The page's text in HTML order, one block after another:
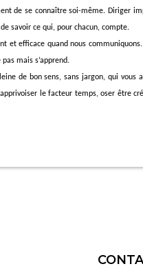
de se connaître soi-même. Diriger
savoir ce qui, pour chacun, compte.
et efficace quand nous
mais s’apprend.
de bon sens, sans jargon, qui
le facteur temps, oser être